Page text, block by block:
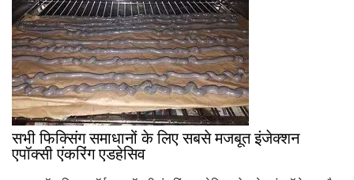
सभी फिक्सिंग समाधानों के लिए सबसे मजबूत इंजेक्शन
एपॉक्सी एंकरिंग एडहेसिव